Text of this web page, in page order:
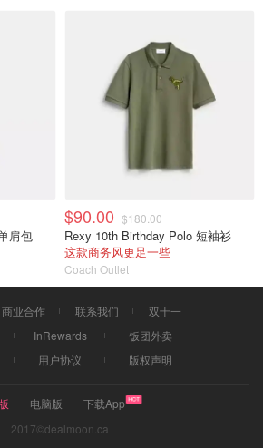
肩包
$90.00 $180.00
Rexy 10th Birthday Polo 短袖衫
这款商务风更足一些
Coach Outlet
商业合作 联系我们
双十一
InRewards
饭团外卖
用户协议 版权声明
电脑版
下载App
2017©dealmoon.ca